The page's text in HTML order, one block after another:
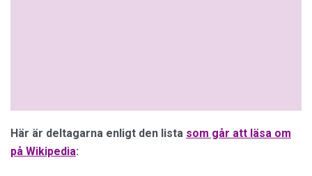
Här är deltagarna enligt den lista som går att läsa om
på Wikipedia: